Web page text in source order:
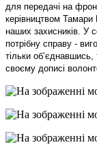
для передачі на
керівництвом Тамари
наших захисників. У
потрібну справу -
тільки
своєму дописі